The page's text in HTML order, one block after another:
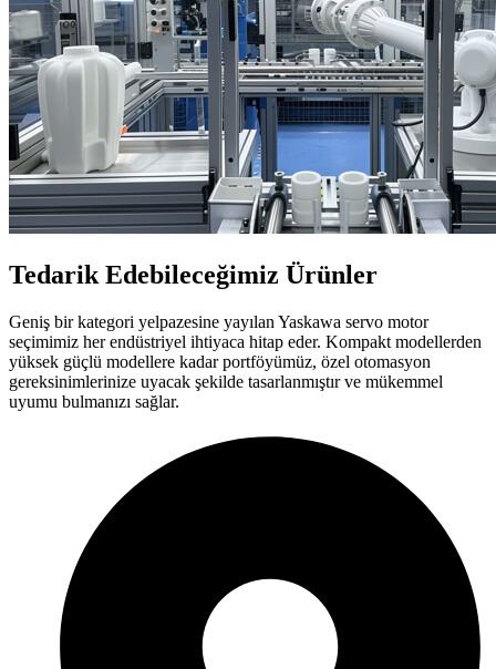
Tedarik Edebileceğimiz Ürünler
Geniş bir kategori yelpazesine yayılan Yaskawa servo motor
seçimimiz her endüstriyel ihtiyaca hitap eder. Kompakt modellerden
yüksek güçlü modellere kadar portföyümüz, özel otomasyon
gereksinimlerinize uyacak şekilde tasarlanmıştır ve mükemmel
uyumu bulmanızı sağlar.